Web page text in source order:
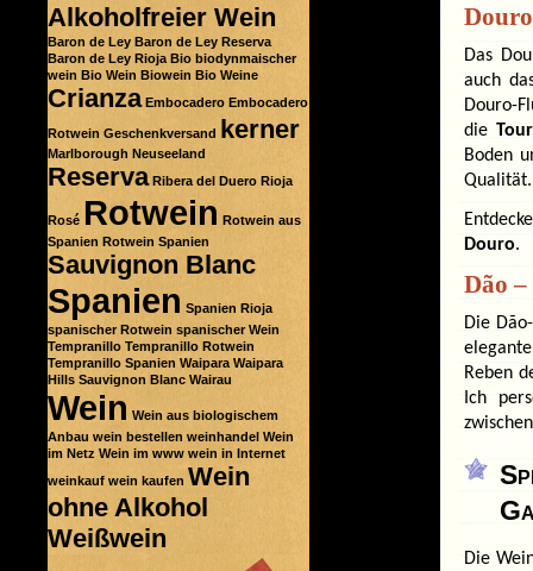
Das
auch
Douro-
die
Boden
Qualität.
Douro.
Dão
Die
Reben
Ich
Die
Alkoholfreier Wein
Baron de Ley Baron de Ley Reserva
Baron de Ley Rioja Bio biodynmaischer
wein Bio Wein Biowein Bio Weine
Crianza Embocadero Embocadero
Rotwein Geschenkversand kerner
Marlborough Neuseeland
Reserva Ribera del Duero Rioja
Rosé Rotwein Rotwein aus
Spanien Rotwein Spanien
Sauvignon Blanc
Spanien Spanien Rioja
spanischer Rotwein spanischer Wein
Tempranillo Tempranillo Rotwein
Tempranillo Spanien Waipara Waipara
Hills Sauvignon Blanc Wairau
Wein Wein aus biologischem
Anbau wein bestellen weinhandel Wein
im Netz Wein im www wein in Internet
weinkauf wein kaufen Wein
ohne Alkohol
Weißwein